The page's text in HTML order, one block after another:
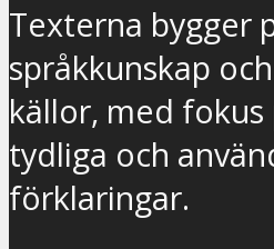
Texterna bygger
språkkunskap
källor, med fokus
tydliga och
förklaringar.